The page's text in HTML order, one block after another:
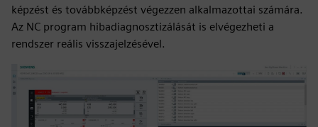
képzést és továbbképzést végezzen alkalmazottai számára.
Az NC program hibadiagnosztizálását is elvégezheti a
rendszer reális visszajelzésével.